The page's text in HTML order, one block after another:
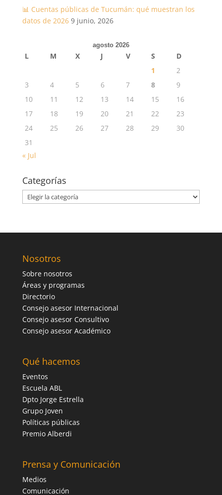
📊 Cuentas públicas de Tucumán: qué muestran los
datos de 2026 9 junio, 2026
agosto 2026
L M X J V S
D
1
2
3
4 5 6 7 8
9
10
11 12 13 14 15
16
17
18 19 20 21 22
23
24
25 26 27 28 29
30
31
« Jul
Categorías
Categorías
Nosotros
Sobre nosotros
Áreas y programas
Directorio
Consejo asesor Internacional
Consejo asesor Consultivo
Consejo asesor Académico
Qué hacemos
Eventos
Escuela ABL
Dpto Jorge Estrella
Grupo Joven
Políticas públicas
Premio Alberdi
Prensa y Comunicación
Medios
Comunicación